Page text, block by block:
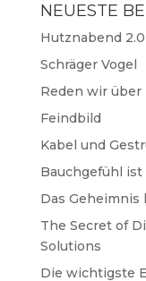
NEUESTE
Hutznabend 2.0
Schräger Vogel
Reden wir über
Feindbild
Kabel und
Bauchgefühl
Das
The Secret of
Solutions
Die wichtigste